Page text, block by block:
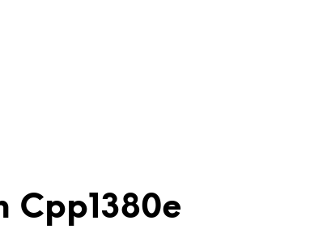
Cpp1380e